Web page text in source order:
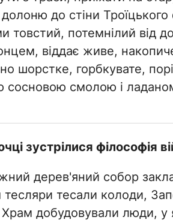
до стіни Троїцького
товстий, потемнілий від
віддає живе,
шорстке, горбкувате,
сосновою смолою і
зустрілися філософія
дерев'яний собор
тесали колоди,
добудовували люди, у